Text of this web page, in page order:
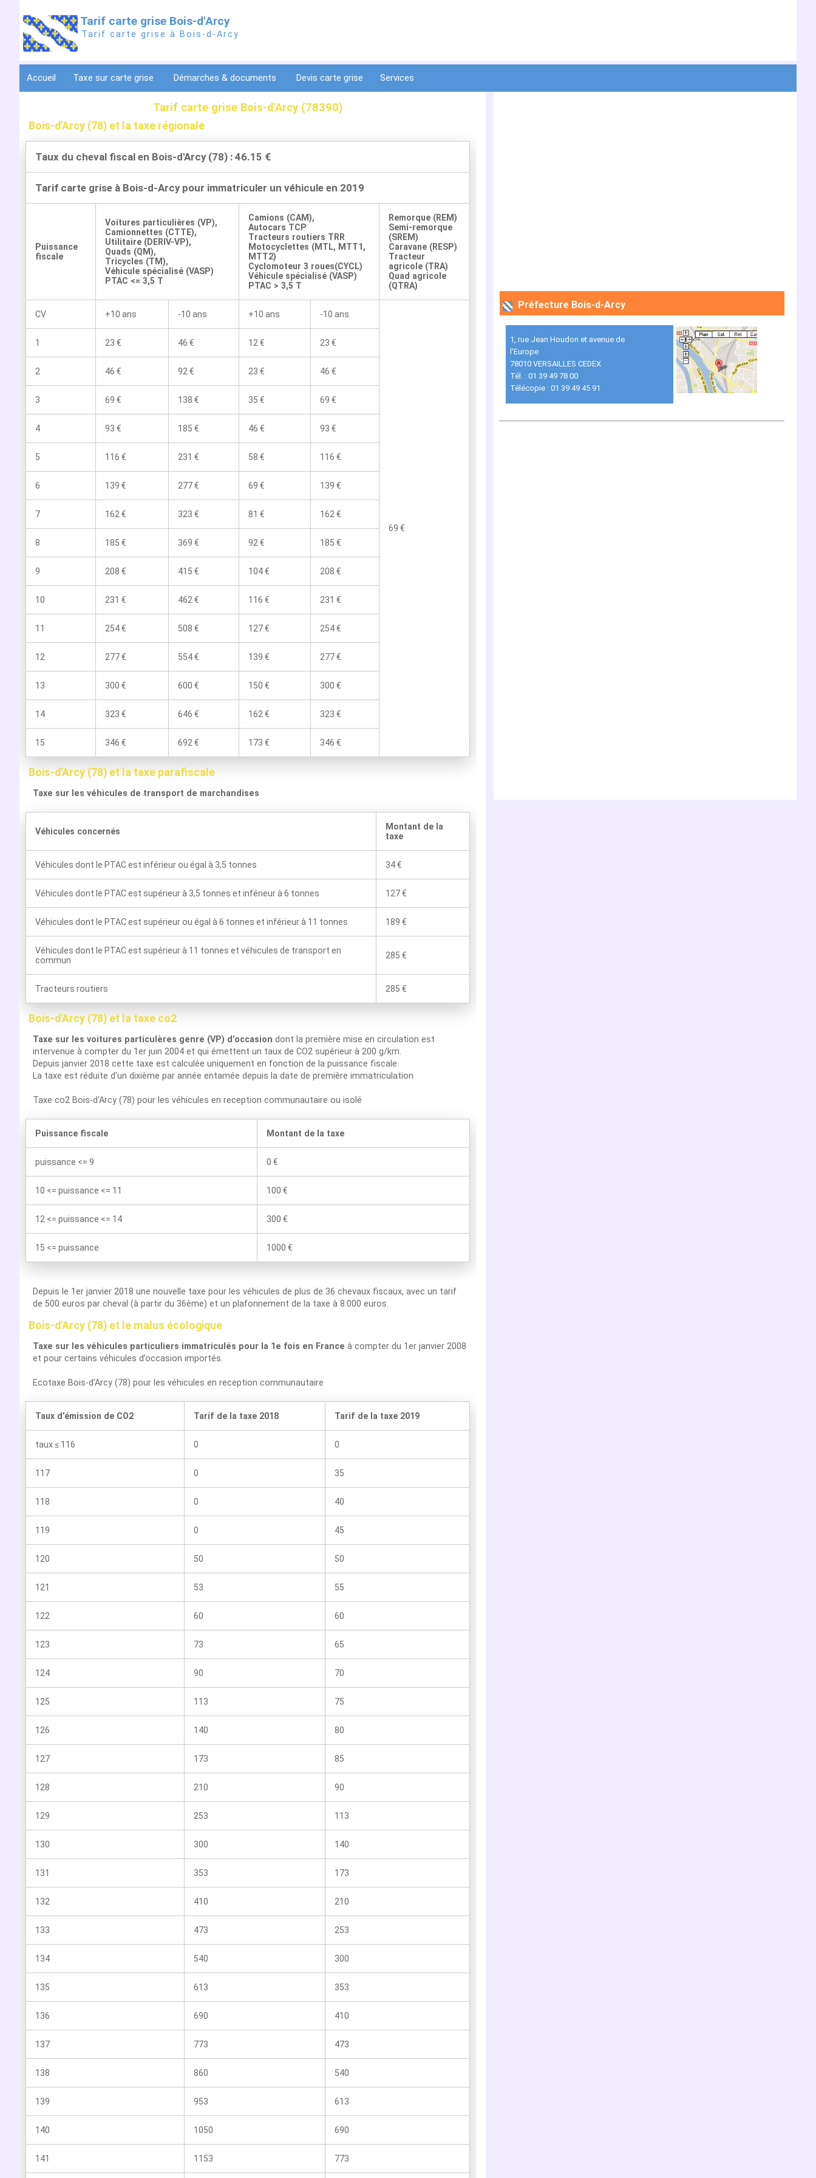
Tarif carte grise Bois-d'Arcy
Tarif carte grise à Bois-d-Arcy
Accueil Taxe sur carte grise Démarches & documents Devis carte grise Services
Tarif carte grise Bois-d'Arcy (78390)
Bois-d'Arcy (78) et la taxe régionale
Taux du cheval fiscal en Bois-d'Arcy (78) : 46.15 €
Tarif carte grise à Bois-d-Arcy pour immatriculer un véhicule en 2019
Puissance
fiscale
Voitures particulières (VP),
Camionnettes (CTTE),
Utilitaire (DERIV-VP),
Quads (QM),
Tricycles (TM),
Véhicule spécialisé (VASP)
PTAC <= 3,5 T
Camions (CAM),
Autocars TCP
Tracteurs routiers TRR
Motocyclettes (MTL, MTT1,
MTT2)
Cyclomoteur 3 roues(CYCL)
Véhicule spécialisé (VASP)
PTAC > 3,5 T
Remorque (REM)
Semi-remorque
(SREM)
Caravane (RESP)
Tracteur
agricole (TRA)
Quad agricole
(QTRA)
CV +10 ans -10 ans +10 ans -10 ans
69 €
1 23 € 46 € 12 € 23 €
2 46 € 92 € 23 € 46 €
3 69 € 138 € 35 € 69 €
4 93 € 185 € 46 € 93 €
5 116 € 231 € 58 € 116 €
6 139 € 277 € 69 € 139 €
7 162 € 323 € 81 € 162 €
8 185 € 369 € 92 € 185 €
9 208 € 415 € 104 € 208 €
10 231 € 462 € 116 € 231 €
11 254 € 508 € 127 € 254 €
12 277 € 554 € 139 € 277 €
13 300 € 600 € 150 € 300 €
14 323 € 646 € 162 € 323 €
15 346 € 692 € 173 € 346 €
Bois-d'Arcy (78) et la taxe parafiscale
Taxe sur les véhicules de transport de marchandises
Véhicules concernés
Montant de la
taxe
Véhicules dont le PTAC est inférieur ou égal à 3,5 tonnes 34 €
Véhicules dont le PTAC est supérieur à 3,5 tonnes et inférieur à 6 tonnes 127 €
Véhicules dont le PTAC est supérieur ou égal à 6 tonnes et inférieur à 11 tonnes 189 €
Véhicules dont le PTAC est supérieur à 11 tonnes et véhicules de transport en
commun
285 €
Tracteurs routiers 285 €
Bois-d'Arcy (78) et la taxe co2
Taxe sur les voitures particulères genre (VP) d’occasion dont la première mise en circulation est
intervenue à compter du 1er juin 2004 et qui émettent un taux de CO2 supérieur à 200 g/km.
Depuis janvier 2018 cette taxe est calculée uniquement en fonction de la puissance fiscale.
La taxe est réduite d'un dixième par année entamée depuis la date de première immatriculation
Taxe co2 Bois-d'Arcy (78) pour les véhicules en reception communautaire ou isolé
Puissance fiscale Montant de la taxe
puissance <= 9 0 €
10 <= puissance <= 11 100 €
12 <= puissance <= 14 300 €
15 <= puissance 1000 €
Depuis le 1er janvier 2018 une nouvelle taxe pour les véhicules de plus de 36 chevaux fiscaux, avec un tarif
de 500 euros par cheval (à partir du 36ème) et un plafonnement de la taxe à 8.000 euros.
Bois-d'Arcy (78) et le malus écologique
Taxe sur les véhicules particuliers immatriculés pour la 1e fois en France à compter du 1er janvier 2008
et pour certains véhicules d’occasion importés.
Ecotaxe Bois-d'Arcy (78) pour les véhicules en reception communautaire
Taux d’émission de CO2 Tarif de la taxe 2018 Tarif de la taxe 2019
taux ≤ 116 0 0
117 0 35
118 0 40
119 0 45
120 50 50
121 53 55
122 60 60
123 73 65
124 90 70
125 113 75
126 140 80
127 173 85
128 210 90
129 253 113
130 300 140
131 353 173
132 410 210
133 473 253
134 540 300
135 613 353
136 690 410
137 773 473
138 860 540
139 953 613
140 1050 690
141 1153 773
Préfecture Bois-d-Arcy
1, rue Jean Houdon et avenue de
l'Europe
78010 VERSAILLES CEDEX
Tél. : 01 39 49 78 00
Télécopie : 01 39 49 45 91